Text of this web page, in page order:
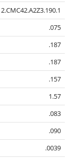
2.CMC42.A2Z3.190.1
.075
.187
.187
.157
1.57
.083
.090
.0039